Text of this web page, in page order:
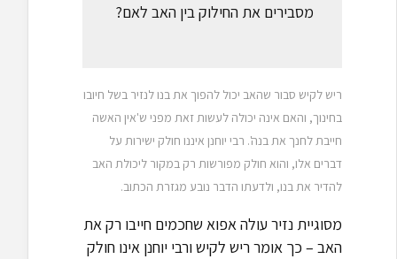
מסבירים את החילוק בין האב לאם?
ריש לקיש סבור שהאב יכול להפוך את בנו לנזיר בשל חיובו
בחינוך, והאם אינה יכולה לעשות זאת מפני ש'אין האשה
חייבת לחנך את בנה'. רבי יוחנן איננו חולק ישירות על
דברים אלו, והוא חולק מפורשות רק במקור ליכולת האב
להדיר את בנו, ולדעתו הדבר נובע מגזרת הכתוב.
מסוגיית נזיר עולה אפוא שחכמים חייבו רק את
האב – כך אומר ריש לקיש ורבי יוחנן אינו חולק